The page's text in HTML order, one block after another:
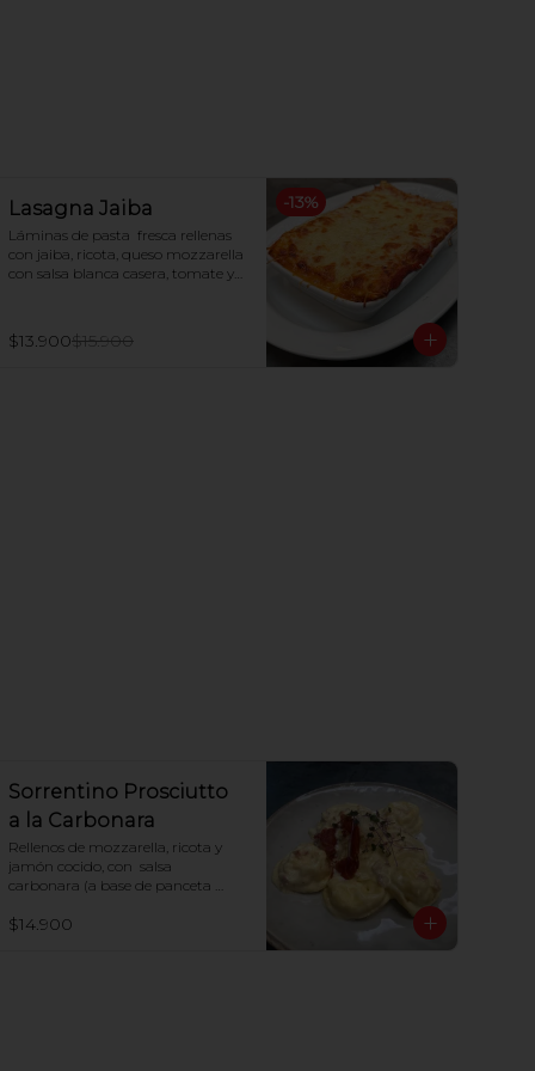
-13%
Lasagna Jaiba
Láminas de pasta  fresca rellenas
con jaiba, ricota, queso mozzarella
con salsa blanca casera, tomate y
$13.900$15.900
Sorrentino Prosciutto
a la Carbonara
Rellenos de mozzarella, ricota y
jamón cocido, con  salsa
carbonara (a base de panceta
$14.900